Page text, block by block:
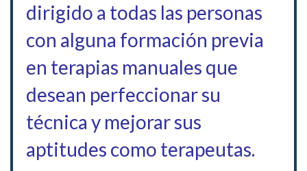
dirigido a todas las personas
con alguna formación previa
en terapias manuales que
desean perfeccionar su
técnica y mejorar sus
aptitudes como terapeutas.